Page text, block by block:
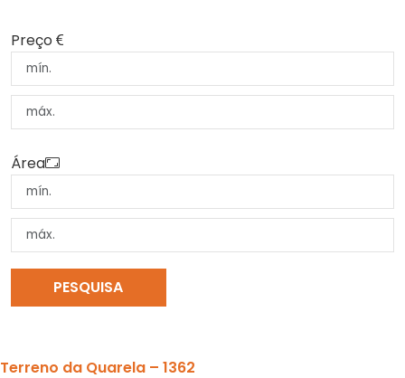
Preço
Área
PESQUISA
Terreno da Quarela – 1362